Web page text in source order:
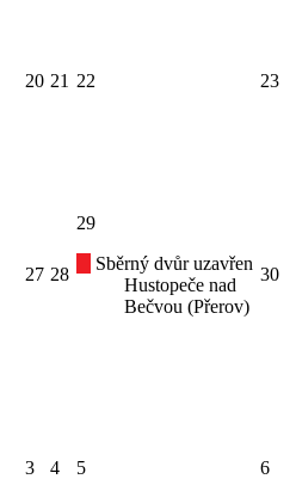
20 21 22 23
27 28
29
Sběrný dvůr uzavřen
Hustopeče nad
Bečvou (Přerov)
30
3 4 5 6